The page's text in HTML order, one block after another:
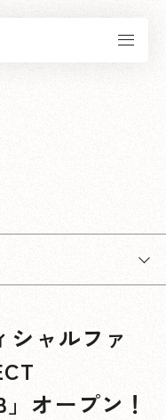
シャルファ
オープン！